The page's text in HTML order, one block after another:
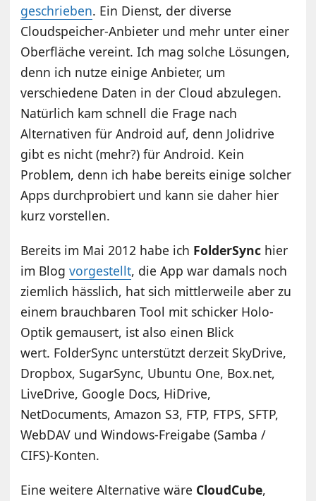
geschrieben. Ein Dienst, der diverse
Cloudspeicher-Anbieter und mehr unter einer
Oberfläche vereint. Ich mag solche Lösungen,
denn ich nutze einige Anbieter, um
verschiedene Daten in der Cloud abzulegen.
Natürlich kam schnell die Frage nach
Alternativen für Android auf, denn Jolidrive
gibt es nicht (mehr?) für Android. Kein
Problem, denn ich habe bereits einige solcher
Apps durchprobiert und kann sie daher hier
kurz vorstellen.
Bereits im Mai 2012 habe ich FolderSync hier
im Blogvorgestellt, die App war damals noch
ziemlich hässlich, hat sich mittlerweile aber zu
einem brauchbaren Tool mit schicker Holo-
Optik gemausert, ist also einen Blick
wert. FolderSync unterstützt derzeit SkyDrive,
Dropbox, SugarSync, Ubuntu One, Box.net,
LiveDrive, Google Docs, HiDrive,
NetDocuments, Amazon S3, FTP, FTPS, SFTP,
WebDAV und Windows-Freigabe (Samba /
CIFS)-Konten.
Eine weitere Alternative wäre CloudCube,